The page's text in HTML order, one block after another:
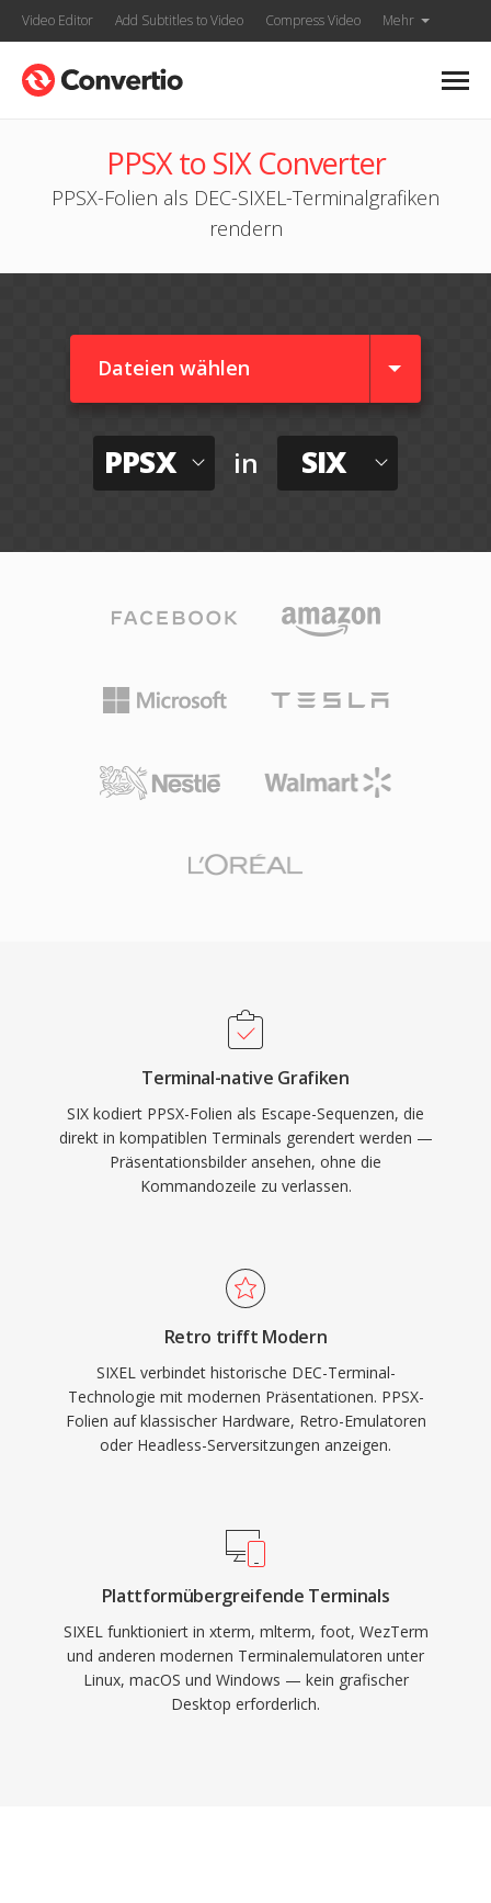
Video Editor Add Subtitles to Video Compress Video Mehr
PPSX to SIX Converter
PPSX-Folien als DEC-SIXEL-Terminalgrafiken
rendern
Dateien wählen
PPSX in SIX
Terminal-native Grafiken
SIX kodiert PPSX-Folien als Escape-Sequenzen, die
direkt in kompatiblen Terminals gerendert werden —
Präsentationsbilder ansehen, ohne die
Kommandozeile zu verlassen.
Retro trifft Modern
SIXEL verbindet historische DEC-Terminal-
Technologie mit modernen Präsentationen. PPSX-
Folien auf klassischer Hardware, Retro-Emulatoren
oder Headless-Serversitzungen anzeigen.
Plattformübergreifende Terminals
SIXEL funktioniert in xterm, mlterm, foot, WezTerm
und anderen modernen Terminalemulatoren unter
Linux, macOS und Windows — kein grafischer
Desktop erforderlich.